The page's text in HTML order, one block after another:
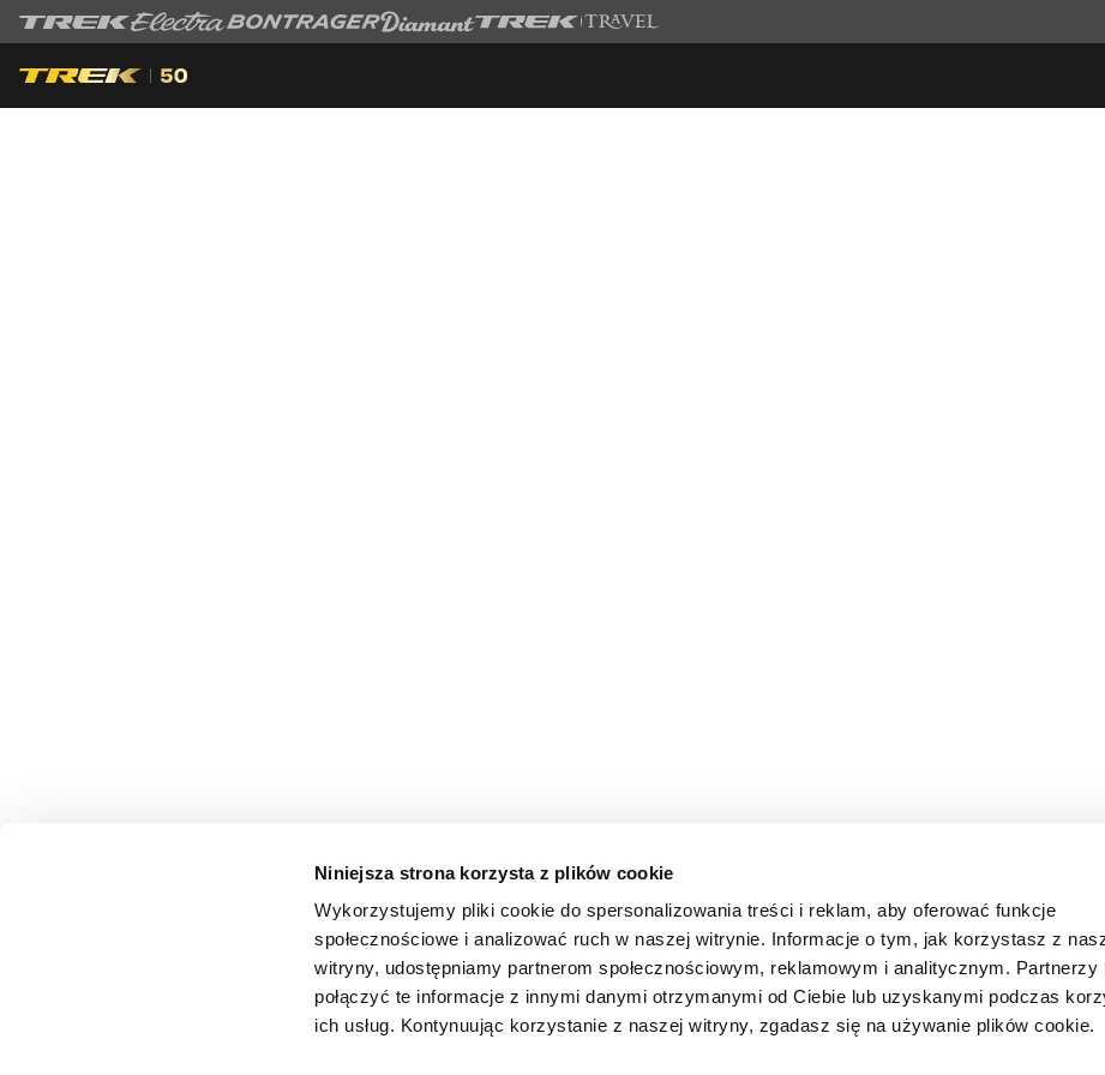
Niniejsza strona korzysta z plików cookie
Wykorzystujemy pliki cookie do spersonalizowania treści i reklam, aby oferować funkcje
społecznościowe i analizować ruch w naszej witrynie. Informacje o tym, jak korzystasz z
witryny, udostępniamy partnerom społecznościowym, reklamowym i analitycznym. Partnerzy
połączyć te informacje z innymi danymi otrzymanymi od Ciebie lub uzyskanymi podczas
ich usług. Kontynuując korzystanie z naszej witryny, zgadasz się na używanie plików cookie.